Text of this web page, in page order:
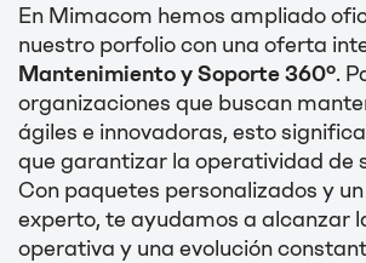
En Mimacom hemos ampliado
nuestro porfolio con una oferta
Mantenimiento y Soporte 360º.
organizaciones que buscan
ágiles e innovadoras, esto
que garantizar la operatividad de
Con paquetes personalizados y
experto, te ayudamos a alcanzar
operativa y una evolución